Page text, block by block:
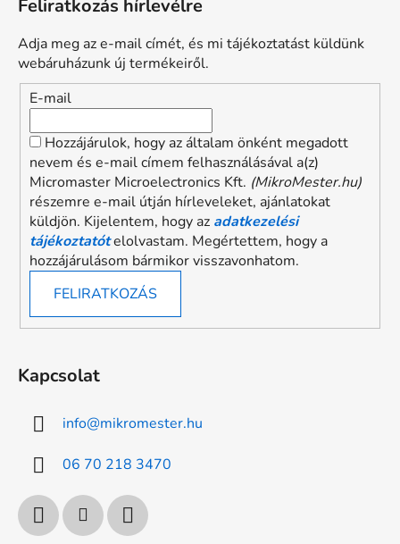
Feliratkozás hírlevélre
Adja meg az e-mail címét, és mi tájékoztatást küldünk
webáruházunk új termékeiről.
E-mail
Hozzájárulok, hogy az általam önként megadott
nevem és e-mail címem felhasználásával a(z)
Micromaster Microelectronics Kft. (MikroMester.hu)
részemre e-mail útján hírleveleket, ajánlatokat
küldjön. Kijelentem, hogy az adatkezelési
tájékoztatótelolvastam. Megértettem, hogy a
hozzájárulásom bármikor visszavonhatom.
FELIRATKOZÁS
Kapcsolat
info@mikromester.hu
06 70 218 3470